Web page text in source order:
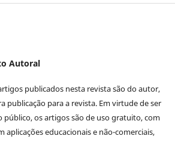
Autoral
publicados nesta revista são do autor,
publicação para a revista. Em virtude de ser
público, os artigos são de uso gratuito, com
aplicações educacionais e não-comerciais,